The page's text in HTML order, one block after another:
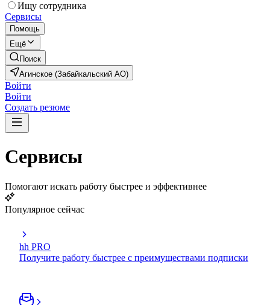
Ищу сотрудника
Сервисы
Помощь
Ещё
Поиск
Агинское (Забайкальский АО)
Войти
Войти
Создать резюме
Сервисы
Помогают искать работу быстрее и эффективнее
Популярное сейчас
hh PRO
Получите работу быстрее с преимуществами подписки